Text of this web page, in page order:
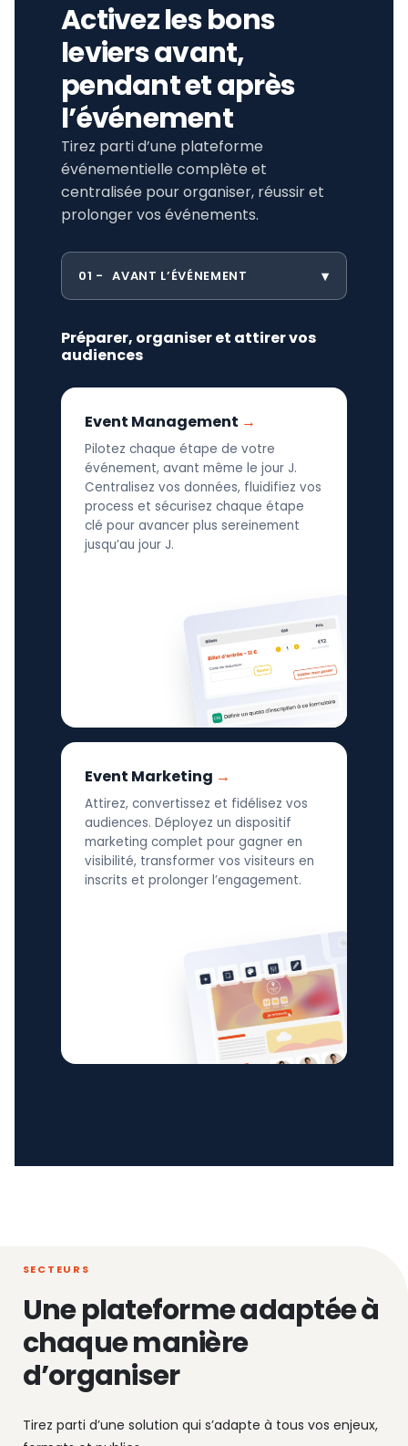
Activez les bons
leviers avant,
pendant et après
l’événement
Tirez parti d’une plateforme
événementielle complète et
centralisée pour organiser, réussir et
prolonger vos événements.
01 AVANT L’ÉVÉNEMENT
Préparer, organiser et attirer vos
audiences
Event Management
Pilotez chaque étape de votre
événement, avant même le jour J.
Centralisez vos données, fluidifiez vos
process et sécurisez chaque étape
clé pour avancer plus sereinement
jusqu’au jour J.
Event Marketing
Attirez, convertissez et fidélisez vos
audiences. Déployez un dispositif
marketing complet pour gagner en
visibilité, transformer vos visiteurs en
inscrits et prolonger l’engagement.
SECTEURS
Une plateforme adaptée à
chaque manière
d’organiser
Tirez parti d’une solution qui s’adapte à tous vos enjeux,